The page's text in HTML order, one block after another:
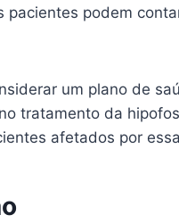
pacientes podem
um plano de
tratamento da
afetados por